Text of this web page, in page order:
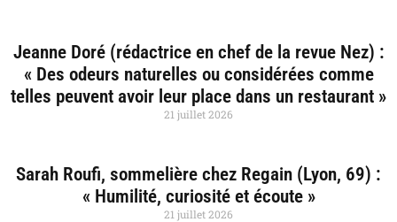
Jeanne Doré (rédactrice en chef de la revue Nez) :
« Des odeurs naturelles ou considérées comme
telles peuvent avoir leur place dans un restaurant »
21 juillet 2026
Sarah Roufi, sommelière chez Regain (Lyon, 69) :
« Humilité, curiosité et écoute »
21 juillet 2026